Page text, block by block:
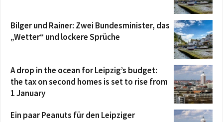
Bilger und Rainer: Zwei Bundesminister, das
„Wetter“ und lockere Sprüche
A drop in the ocean for Leipzig’s budget:
the tax on second homes is set to rise from
1 January
Ein paar Peanuts für den Leipziger